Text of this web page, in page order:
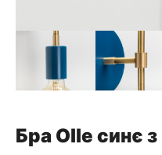
Бра Olle синє